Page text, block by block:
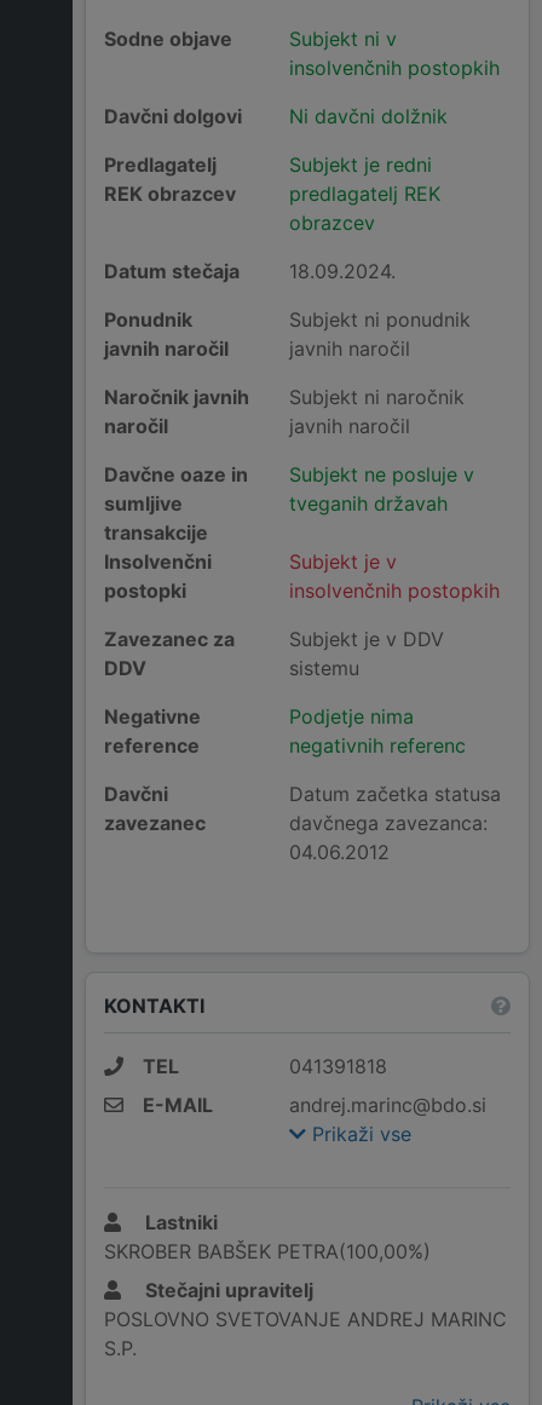
Sodne objave
Subjekt ni v
insolvenčnih postopkih
Davčni dolgovi
Ni davčni dolžnik
Predlagatelj
REK obrazcev
Subjekt je redni
predlagatelj REK
obrazcev
Datum stečaja
18.09.2024.
Ponudnik
javnih naročil
Subjekt ni ponudnik
javnih naročil
Naročnik javnih
naročil
Subjekt ni naročnik
javnih naročil
Davčne oaze in
sumljive
transakcije
Subjekt ne posluje v
tveganih državah
Insolvenčni
postopki
Subjekt je v
insolvenčnih postopkih
Zavezanec za
DDV
Subjekt je v DDV
sistemu
Negativne
reference
Podjetje nima
negativnih referenc
Davčni
zavezanec
Datum začetka statusa
davčnega zavezanca:
04.06.2012
KONTAKTI
TEL
041391818
E-MAIL
andrej.marinc@bdo.si
Prikaži vse
Lastniki
SKROBER BABŠEK PETRA(100,00%)
Stečajni upravitelj
POSLOVNO SVETOVANJE ANDREJ MARINC
S.P.